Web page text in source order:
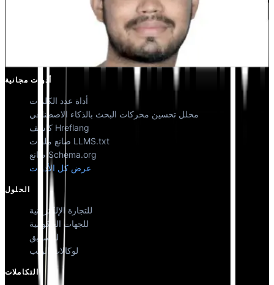
أدوات مجانية
أداة عدد الكلمات
محلل تحسين محركات البحث بالذكاء الاصطناعي
كاشف Hreflang
صانع ملفات LLMS.txt
صانع Schema.org
عرض كل الأدوات
الحلول
للتجارة الإلكترونية
للجهات الحكومية
للتسويق
لوكالات الويب
التكاملات